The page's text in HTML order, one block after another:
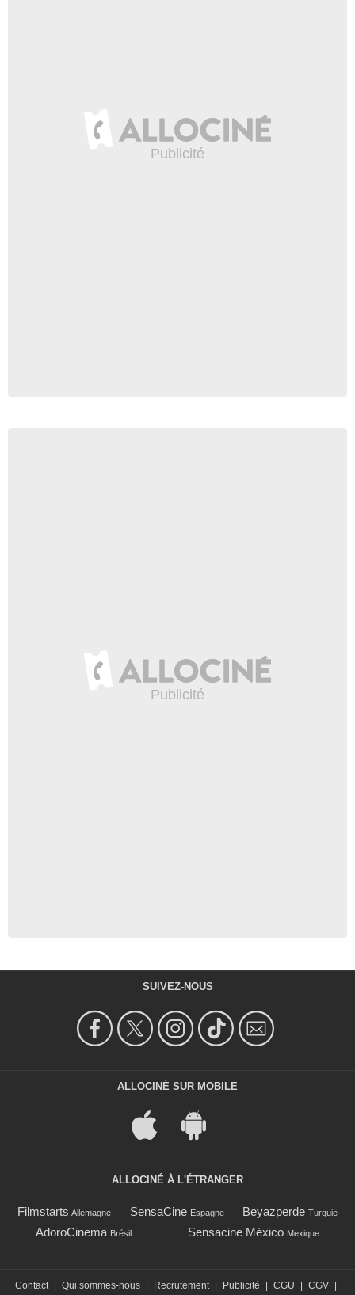
SUIVEZ-NOUS
ALLOCINÉ SUR MOBILE
ALLOCINÉ À L'ÉTRANGER
Filmstarts Allemagne SensaCine Espagne Beyazperde Turquie
AdoroCinema Brésil Sensacine México Mexique
Contact | Qui sommes-nous | Recrutement | Publicité | CGU | CGV |